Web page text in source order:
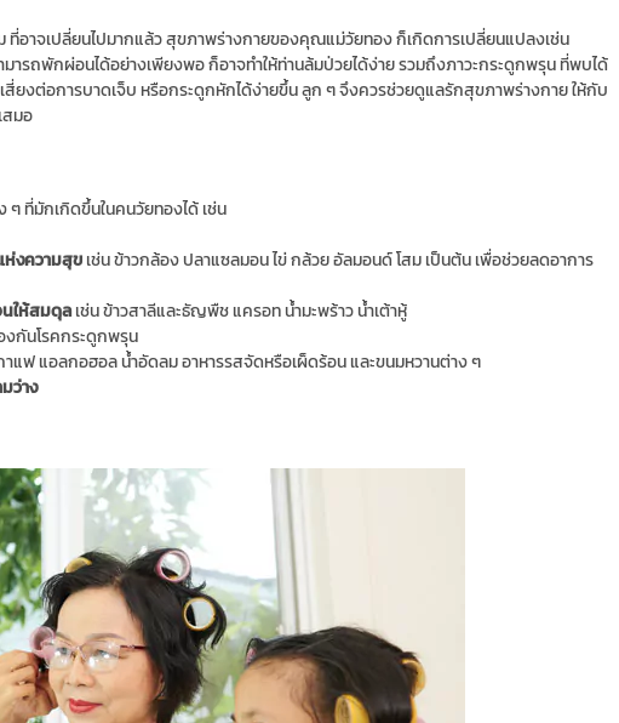
อาจเปลี่ยนไปมากแล้ว สุขภาพร่างกายของคุณแม่วัยทอง ก็เกิดการเปลี่ยนแปลงเช่น
ารถพักผ่อนได้อย่างเพียงพอ ก็อาจทำให้ท่านล้มป่วยได้ง่าย รวมถึงภาวะกระดูกพรุน ที่พบได้
ยงต่อการบาดเจ็บ หรือกระดูกหักได้ง่ายขึ้น ลูก ๆ จึงควรช่วยดูแลรักสุขภาพร่างกาย ให้กับ
สมอ
ๆ ที่มักเกิดขึ้นในคนวัยทองได้ เช่น
ห่งความสุข เช่น ข้าวกล้อง ปลาแซลมอน ไข่ กล้วย อัลมอนด์ โสม เป็นต้น เพื่อช่วยลดอาการ
นให้สมดุลเช่น ข้าวสาลีและธัญพืช แครอท น้ำมะพร้าว น้ำเต้าหู้
งกันโรคกระดูกพรุน
แฟ แอลกอฮอล น้ำอัดลม อาหารรสจัดหรือเผ็ดร้อน และขนมหวานต่าง ๆ
ว่าง